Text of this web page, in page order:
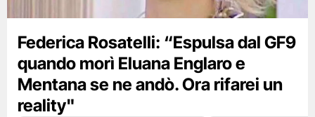
Federica Rosatelli: “Espulsa dal GF9
quando morì Eluana Englaro e
Mentana se ne andò. Ora rifarei un
reality"